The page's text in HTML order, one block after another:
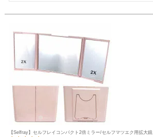
【Selfray】セルフレイコンパクト2倍ミラー/セルフマツエク用拡大鏡